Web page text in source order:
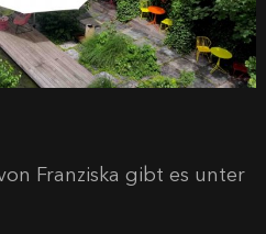
Franziska gibt es unter